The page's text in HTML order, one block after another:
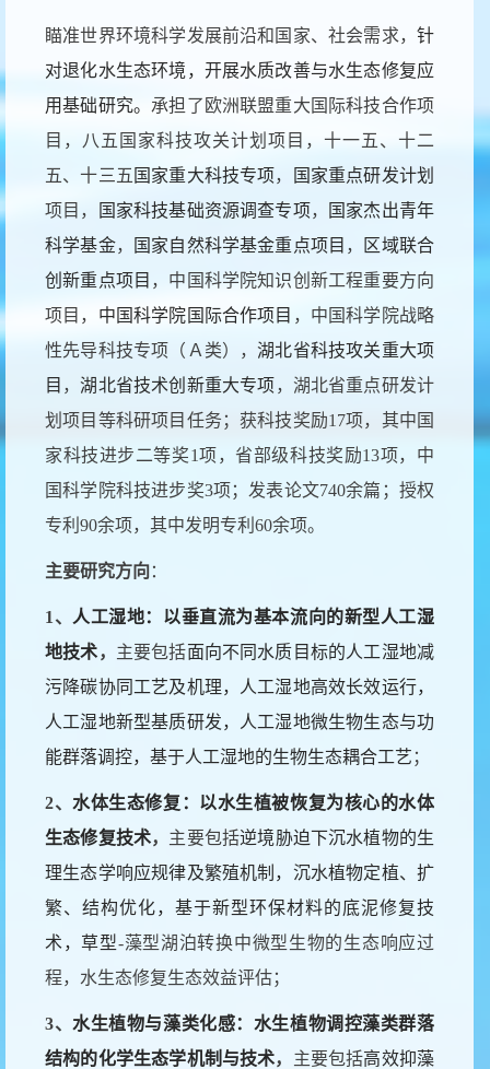
瞄准世界环境科学发展前沿和国家、社会需求， 针
对退化水生态环境，开展水质改善与水生态修复应
用基础研究。 承担了欧洲联盟重大国际科技合作项
目，八五国家科技攻关计划项目，十一五、十二
五、十三五 国家重大科技专项，
国家重点研发计划
项目，
国家科技基础资源调查专项，
国家杰出青年
科学基金， 国家自然科学基金重点项目 ，
区域联合
创新重点项目 ，中国科学院知识创新工程重要方向
项目， 中国科学院国际合作项目 ，中国科学院战略
性先导科技专项（Ａ类），湖北省科技攻关重大项
目 ，湖北省技术创新重大专项 ，湖北省重点研发计
划项目等科研项目任务；获科技奖励17项，其中国
家科技进步二等奖1项，省部级科技奖励13项，中
国科学院科技进步奖3项；发表论文740余篇；授权
专利90余项，其中发明专利60余项。
主要研究方向 ：
1 、
人工湿地：以垂直流为基本流向的新型人工湿
地技术， 主要包括面向不同水质目标的人工湿地减
污降碳协同工艺及机理，人工湿地高效长效运行，
人工湿地新型基质研发，人工湿地微生物生态与功
能群落调控，基于人工湿地的生物生态耦合工艺 ；
2、水体生态修复：以水生植被恢复为核心的水体
生态修复技术， 主要包括逆境胁迫下沉水植物的生
理生态学响应规律及繁殖机制，沉水植物定植、扩
繁、结构优化，基于新型环保材料的底泥修复技
术，草型-藻型湖泊转换中微型生物的生态响应过
程，水生态修复生态效益评估；
3、水生植物与藻类化感：水生植物调控藻类群落
结构的化学生态学机制与技术， 主要包括高效抑藻